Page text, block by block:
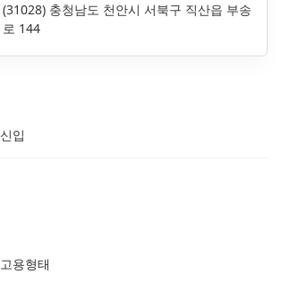
(31028) 충청남도 천안시 서북구 직산읍 부송
로 144
신입
고용형태